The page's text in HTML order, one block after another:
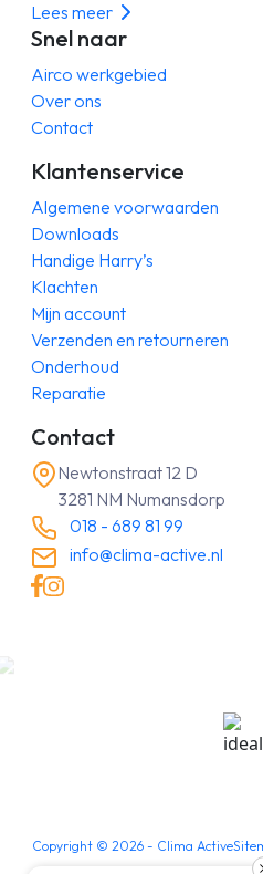
Lees meer
Snel naar
Airco werkgebied
Over ons
Contact
Klantenservice
Algemene voorwaarden
Downloads
Handige Harry’s
Klachten
Mijn account
Verzenden en retourneren
Onderhoud
Reparatie
Contact
Newtonstraat 12 D
3281 NM Numansdorp
018 - 689 81 99
info@clima-active.nl
Copyright © 2026- Clima Active